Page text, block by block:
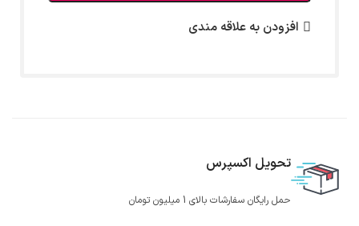
افزودن به علاقه مندی
تحویل اکسپرس
حمل رایگان سفارشات بالای 1 میلیون تومان